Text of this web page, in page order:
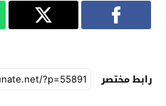
رابط مختصر